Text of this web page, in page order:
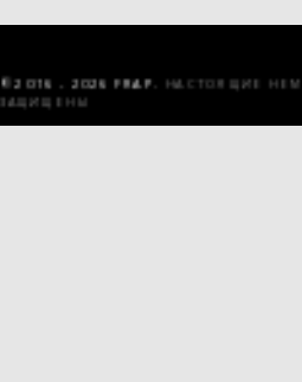
© 2016 - 2026 FRAP. НАСТОЯЩИЕ
ЗАЩИЩЕНЫ